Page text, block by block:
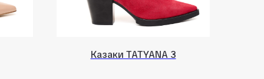
Казаки TATYANA 3